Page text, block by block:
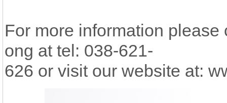
For more information
ong at tel: 038-621-
626 or visit our website at: